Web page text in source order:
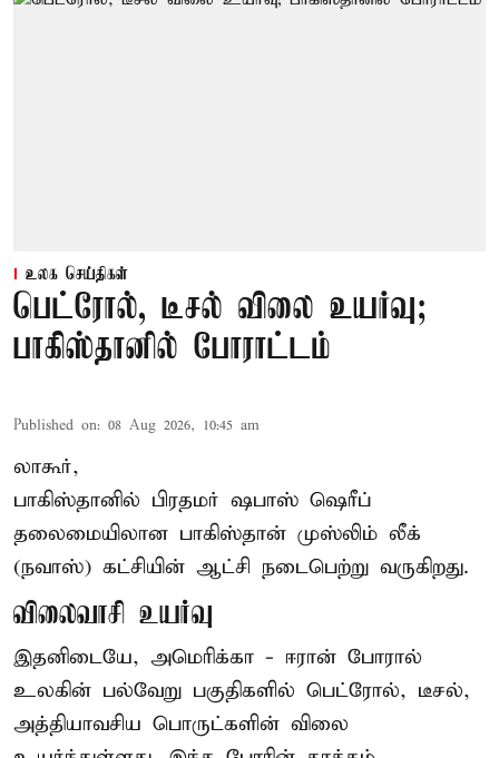
உலக செய்திகள்
பெட்ரோல், டீசல் விலை உயர்வு;
பாகிஸ்தானில் போராட்டம்
Published on: 08 Aug 2026, 10:45 am
லாகூர்,
பாகிஸ்தானில் பிரதமர் ஷபாஸ் ஷெரீப்
தலைமையிலான பாகிஸ்தான் முஸ்லிம் லீக்
(நவாஸ்) கட்சியின் ஆட்சி நடைபெற்று வருகிறது.
விலைவாசி உயர்வு
இதனிடையே, அமெரிக்கா - ஈரான் போரால்
உலகின் பல்வேறு பகுதிகளில் பெட்ரோல், டீசல்,
அத்தியாவசிய பொருட்களின் விலை